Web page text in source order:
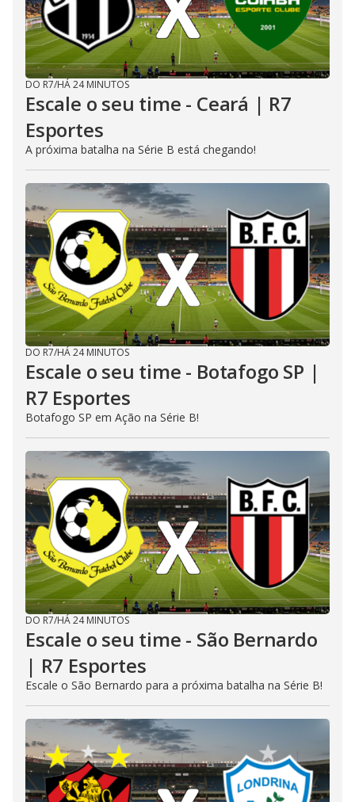
DO R7/HÁ 24 MINUTOS
Escale o seu time - Ceará | R7
Esportes
A próxima batalha na Série B está chegando!
DO R7/HÁ 24 MINUTOS
Escale o seu time - Botafogo SP |
R7 Esportes
Botafogo SP em Ação na Série B!
DO R7/HÁ 24 MINUTOS
Escale o seu time - São Bernardo
| R7 Esportes
Escale o São Bernardo para a próxima batalha na Série B!